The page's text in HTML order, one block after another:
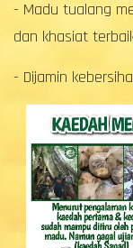
- Madu tualang
dan khasiat
- Dijamin